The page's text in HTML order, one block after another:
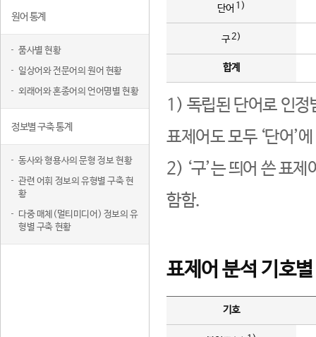
원어 통계
품사별 현황
일상어와 전문어의 원어 현황
외래어와 혼종어의 언어명별 현황
정보별 구축 통계
동사와 형용사의 문형 정보 현황
관련 어휘 정보의 유형별 구축 현
황
다중 매체(멀티미디어) 정보의 유
형별 구축 현황
단어 1)
구2)
합계
1) 독립된 단어로 인정
표제어도 모두 ‘단어’
2) ‘구’는 띄어 쓴 표
함함.
표제어 분석 기호
기호